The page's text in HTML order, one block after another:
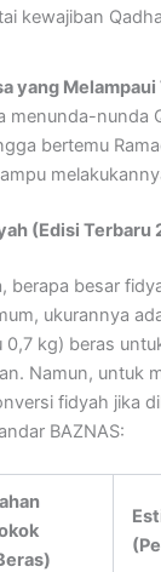
kewajiban
yang Melampaui
menunda-nunda
bertemu
(Edisi
berapa besar
ukurannya
0,7 kg) beras
Namun, untuk
fidyah jika
BAZNAS: